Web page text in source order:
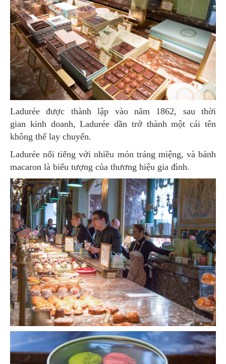
Ladurée được thành lập vào năm 1862, sau thời
gian kinh doanh, Ladurée dần trở thành một cái tên
không thể lay chuyển.
Ladurée nổi tiếng với nhiều món tráng miệng, và bánh
macaron là biểu tượng của thương hiệu gia đình.